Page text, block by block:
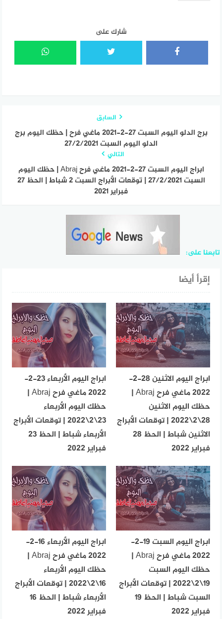
شارك على
السابق
برج الدلو اليوم السبت 27-2-2021 ماغي فرح | حظك اليوم برج
الدلو اليوم السبت 27/2/2021
التالي
ابراج اليوم السبت 27-2-2021 ماغي فرح Abraj | حظك اليوم
السبت 27/2/2021 | توقعات الأبراج السبت 2 شباط | الحظ 27
فبراير 2021
تابعنا على:
إقرأ أيضا
ابراج اليوم الاثنين 28-2-
2022 ماغي فرح Abraj |
حظك اليوم الاثنين
28\2\2022 | توقعات الأبراج
الاثنين شباط | الحظ 28
فبراير 2022
ابراج اليوم الأربعاء 23-2-
2022 ماغي فرح Abraj |
حظك اليوم الأربعاء
23\2\2022 | توقعات الأبراج
الأربعاء شباط | الحظ 23
فبراير 2022
ابراج اليوم السبت 19-2-
2022 ماغي فرح Abraj |
حظك اليوم السبت
19\2\2022 | توقعات الأبراج
السبت شباط | الحظ 19
فبراير 2022
ابراج اليوم الأربعاء 16-2-
2022 ماغي فرح Abraj |
حظك اليوم الأربعاء
16\2\2022 | توقعات الأبراج
الأربعاء شباط | الحظ 16
فبراير 2022